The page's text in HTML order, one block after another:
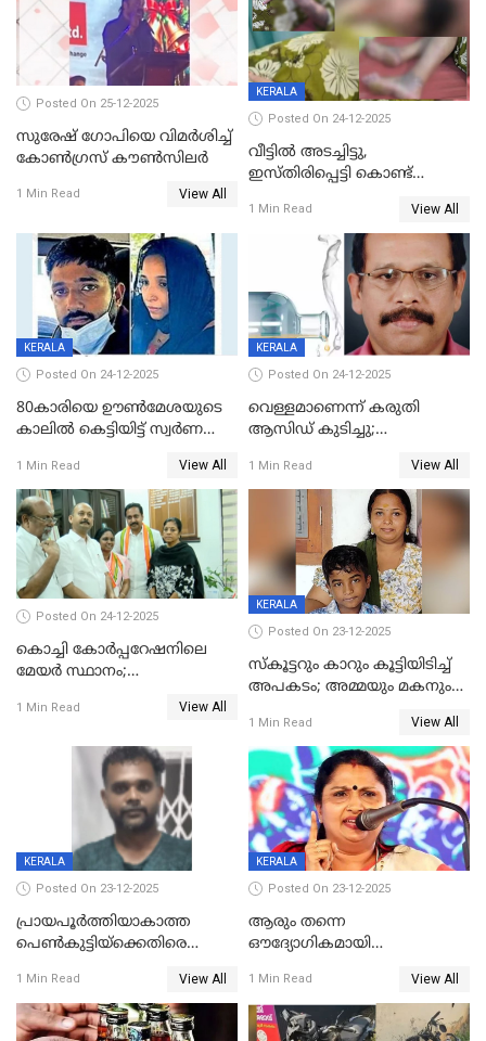
Posted On 25-12-2025
സുരേഷ് ഗോപിയെ വിമര്‍ശിച്ച്
കോണ്‍ഗ്രസ് കൗണ്‍സിലര്‍
1 Min Read View All
KERALA
Posted On 24-12-2025
വീട്ടിൽ അടച്ചിട്ടു,
ഇസ്തിരിപ്പെട്ടി കൊണ്ട്
ഗർഭിണിയായ യുവതിക്ക് ക്രൂര
1 Min Read View All
KERALA
Posted On 24-12-2025
80കാരിയെ ഊൺമേശയുടെ
കാലിൽ കെട്ടിയിട്ട് സ്വർണവും
കൊച്ചുമകനും സുഹൃത്തും
അറസ്റ്റിൽ
1 Min Read View All
KERALA
Posted On 24-12-2025
വെള്ളമാണെന്ന് കരുതി
ആസിഡ് കുടിച്ചു;
മരിച്ചു
1 Min Read View All
Posted On 24-12-2025
കൊച്ചി കോര്‍പ്പറേഷനിലെ
മേയര്‍ സ്ഥാനം;
രൂക്ഷം
1 Min Read View All
KERALA
Posted On 23-12-2025
സ്കൂട്ടറും കാറും കൂട്ടിയിടിച്ച്
അപകടം; അമ്മയും മകനും
ഗുരുതരാവസ്ഥയിൽ
1 Min Read View All
KERALA
Posted On 23-12-2025
പ്രായപൂർത്തിയാകാത്ത
പെൺകുട്ടിയ്ക്കെതിരെ
59 വർഷം തടവും 90,൦൦൦ രൂപ
പിഴയും ശിക്ഷ
1 Min Read View All
KERALA
Posted On 23-12-2025
ആരും തന്നെ
ഔദ്യോഗികമായി
കണ്ടെത്താൻ ഇന്ന് കോർ
കമ്മിറ്റി കൂടിയില്ല';
അതൃപ്തിയുമായി ദീപ്തി മേരി
1 Min Read View All